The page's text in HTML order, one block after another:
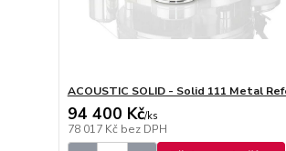
ACOUSTIC SOLID - Solid 111 Metal
94 400 Kč/ks
78 017 Kč bez DPH